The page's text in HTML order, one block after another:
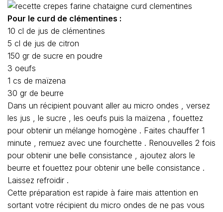
Pour le curd de clémentines :
10 cl de jus de clémentines
5 cl de jus de citron
150 gr de sucre en poudre
3 oeufs
1 cs de maïzena
30 gr de beurre
Dans un récipient pouvant aller au micro ondes , versez
les jus , le sucre , les oeufs puis la maïzena , fouettez
pour obtenir un mélange homogène . Faites chauffer 1
minute , remuez avec une fourchette . Renouvelles 2 fois
pour obtenir une belle consistance , ajoutez alors le
beurre et fouettez pour obtenir une belle consistance .
Laissez refroidir .
Cette préparation est rapide à faire mais attention en
sortant votre récipient du micro ondes de ne pas vous